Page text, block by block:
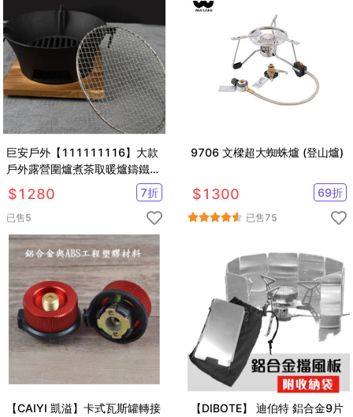
巨安戶外【111111116】大款
戶外露營圍爐煮茶取暖爐鑄鐵碳
爐野營木炭燒烤爐
$1280 7折
已售5
9706 文樑超大蜘蛛爐 (登山爐)
$1300 69折
已售75
【CAIYI 凱溢】卡式瓦斯罐轉接
【DIBOTE】 迪伯特 鋁合金9片